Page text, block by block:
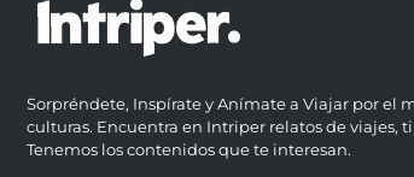
Sorpréndete, Inspírate y Anímate a Viajar por el
culturas. Encuentra en Intriper relatos de viajes,
Tenemos los contenidos que te interesan.